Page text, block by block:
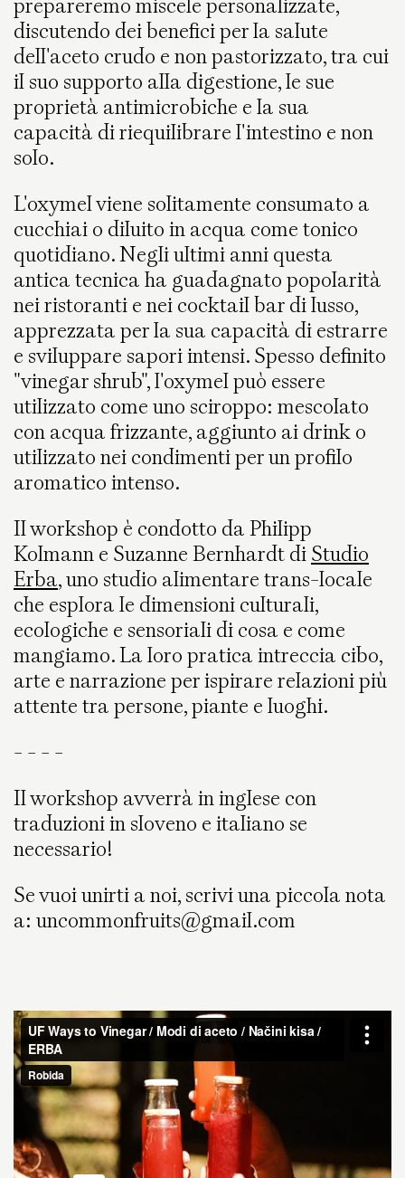
prepareremo miscele personalizzate,
discutendo dei benefici per la salute
dell'aceto crudo e non pastorizzato, tra cui
il suo supporto alla digestione, le sue
proprietà antimicrobiche e la sua
capacità di riequilibrare l'intestino e non
solo.
L'oxymel viene solitamente consumato a
cucchiai o diluito in acqua come tonico
quotidiano. Negli ultimi anni questa
antica tecnica ha guadagnato popolarità
nei ristoranti e nei cocktail bar di lusso,
apprezzata per la sua capacità di estrarre
e sviluppare sapori intensi. Spesso definito
"vinegar shrub", l'oxymel può essere
utilizzato come uno sciroppo: mescolato
con acqua frizzante, aggiunto ai drink o
utilizzato nei condimenti per un profilo
aromatico intenso.
​I​l workshop è condotto da Philipp
Kolmann e Suzanne Bernhardt diStudio
Erba, uno studio alimentare trans-locale
che esplora le dimensioni culturali,
ecologiche e sensoriali di cosa e come
mangiamo. La loro pratica intreccia cibo,
arte e narrazione per ispirare relazioni più
attente tra persone, piante e luoghi.
- - - -
Il workshop avverrà in inglese con
traduzioni in sloveno e italiano se
necessario!
Se vuoi unirti a noi, scrivi una piccola nota
a: uncommonfruits@gmail.com